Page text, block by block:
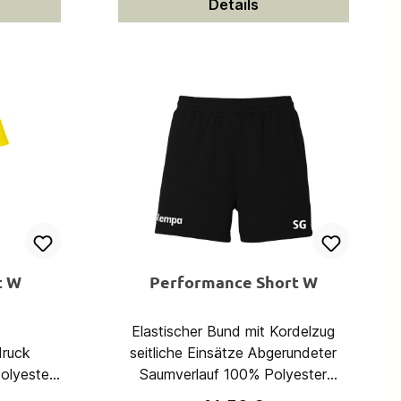
Details
W Performance Short W
Elastischer Bund mit Kordelzug
seitliche Einsätze Abgerundeter
Saumverlauf 100% Polyester
(recycelt)